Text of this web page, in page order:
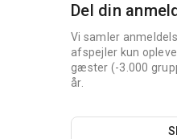
Del din
Vi samler
afspejler kun
gæster (-3.000
år.